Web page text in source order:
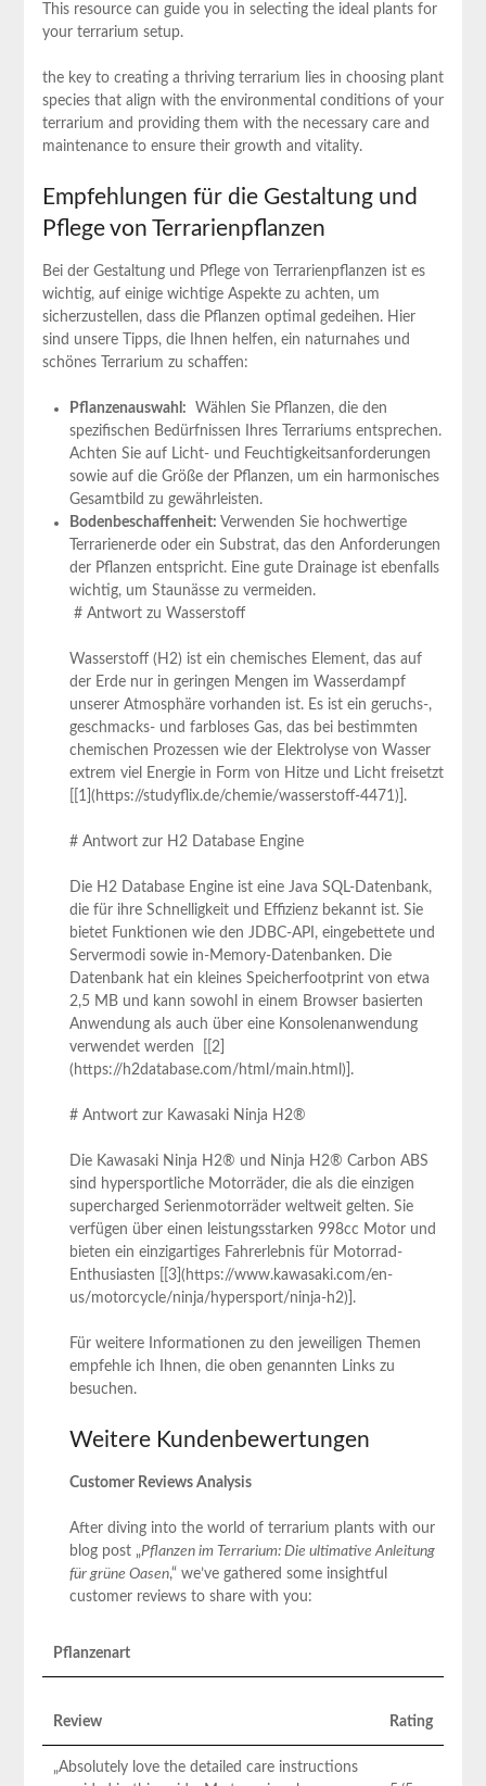
This​ resource can guide you in⁢ selecting the ideal plants for⁢
your terrarium setup.
the key ‍to creating a thriving terrarium ‍lies in choosing‌ plant
species⁢ that align with⁤ the environmental conditions of your⁤
terrarium and providing them with the necessary care and
maintenance to⁤ ensure their growth and vitality.
Empfehlungen für ⁣die Gestaltung und
Pflege von Terrarienpflanzen
Bei der Gestaltung und Pflege von Terrarienpflanzen ist⁣ es
wichtig, auf einige wichtige Aspekte zu achten,‌ um
⁤sicherzustellen, dass ‍die Pflanzen optimal⁤ gedeihen. Hier
sind unsere Tipps, ⁣die Ihnen helfen, ein naturnahes und‌
schönes Terrarium zu⁣ schaffen:
Pflanzenauswahl: ⁣ Wählen Sie Pflanzen, die den‌
spezifischen Bedürfnissen Ihres Terrariums entsprechen.
Achten Sie auf‌ Licht- und Feuchtigkeitsanforderungen
sowie auf die Größe der Pflanzen, um ein harmonisches‍
Gesamtbild zu gewährleisten.
Bodenbeschaffenheit: Verwenden Sie hochwertige
Terrarienerde oder⁢ ein Substrat, das den Anforderungen
der Pflanzen entspricht. Eine gute Drainage ist ebenfalls
wichtig, um Staunässe‌ zu vermeiden.
⁤ # Antwort zu Wasserstoff
Wasserstoff (H2) ist ein chemisches⁤ Element, das auf
der Erde ⁢nur in geringen Mengen im Wasserdampf
unserer Atmosphäre vorhanden ist. Es ist ein geruchs-,
geschmacks- und farbloses Gas, ‍das bei bestimmten
chemischen Prozessen ‍wie der Elektrolyse ‍von Wasser
extrem viel Energie in Form von Hitze und ‌Licht freisetzt⁤
[[1](https://studyflix.de/chemie/wasserstoff-4471)].‍
# Antwort zur ‌H2 Database Engine
Die H2 Database Engine ist eine Java SQL-Datenbank,‌
die für ihre Schnelligkeit und Effizienz bekannt ist. Sie
bietet Funktionen wie den JDBC-API, eingebettete und
Servermodi sowie in-Memory-Datenbanken. Die
Datenbank hat ‍ein​ kleines Speicherfootprint von etwa
2,5 MB ‍und kann sowohl in einem Browser basierten
Anwendung⁣ als auch über eine Konsolenanwendung
verwendet⁤ werden ​ [[2]
(https://h2database.com/html/main.html)].
# Antwort zur Kawasaki Ninja H2®
Die Kawasaki Ninja H2® und Ninja H2® ⁣Carbon ABS
sind⁣ hypersportliche Motorräder, die⁣ als die einzigen
supercharged Serienmotorräder​ weltweit gelten. Sie
verfügen über einen leistungsstarken 998cc Motor und
bieten ein einzigartiges Fahrerlebnis für Motorrad-
Enthusiasten [[3](https://www.kawasaki.com/en-
us/motorcycle/ninja/hypersport/ninja-h2)].
Für weitere Informationen zu den jeweiligen Themen
empfehle ich Ihnen, die oben ⁤genannten Links zu
besuchen. ⁤
Weitere Kundenbewertungen
Customer Reviews Analysis
After diving into the world of⁣ terrarium plants with our
blog post „Pflanzen im Terrarium: Die ultimative‍ Anleitung
für ‍grüne Oasen,“ we’ve‍ gathered some insightful
customer reviews to share with you:
Pflanzenart
Review Rating
„Absolutely love the detailed care instructions